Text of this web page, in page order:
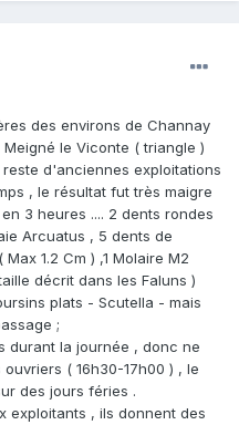
des environs de Channay
le Viconte ( triangle )
d'anciennes exploitations
, le résultat fut très maigre
3 heures .... 2 dents rondes
Arcuatus , 5 dents de
1.2 Cm ) ,1 Molaire M2
décrit dans les Faluns )
plats - Scutella - mais
;
durant la journée , donc ne
( 16h30-17h00 ) , le
des jours féries .
exploitants , ils donnent des